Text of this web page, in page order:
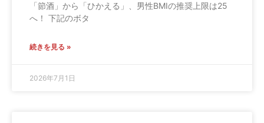
「節酒」から「ひかえる」、男性BMIの推奨上限は25
へ！ 下記のボタ
続きを見る »
2026年7月1日